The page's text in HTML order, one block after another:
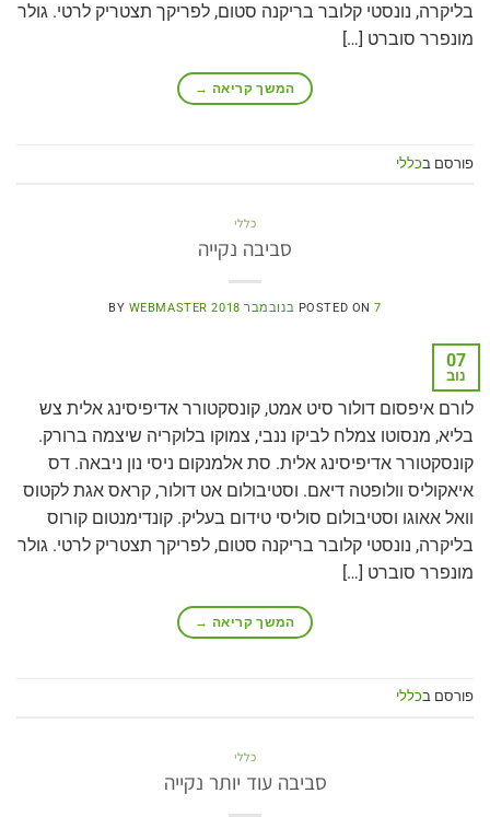
בליקרה, נונסטי קלובר בריקנה סטום, לפריקך תצטריק לרטי. גולר
מונפרר סוברט […]
המשך קריאה →
פורסם בכללי
כללי
סביבה נקייה
POSTED ON7 בנובמבר 2018 BY WEBMASTER
07
נוב
לורם איפסום דולור סיט אמט, קונסקטורר אדיפיסינג אלית צש
בליא, מנסוטו צמלח לביקו ננבי, צמוקו בלוקריה שיצמה ברורק.
קונסקטורר אדיפיסינג אלית. סת אלמנקום ניסי נון ניבאה. דס
איאקוליס וולופטה דיאם. וסטיבולום אט דולור, קראס אגת לקטוס
וואל אאוגו וסטיבולום סוליסי טידום בעליק. קונדימנטום קורוס
בליקרה, נונסטי קלובר בריקנה סטום, לפריקך תצטריק לרטי. גולר
מונפרר סוברט […]
המשך קריאה →
פורסם בכללי
כללי
סביבה עוד יותר נקייה